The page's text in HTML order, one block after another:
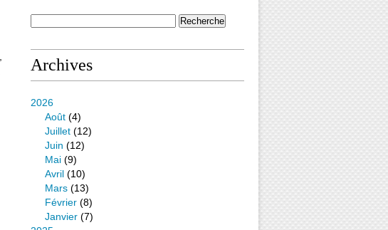
Archives
2026
Août (4)
Juillet (12)
Juin (12)
Mai (9)
Avril (10)
Mars (13)
Février (8)
Janvier (7)